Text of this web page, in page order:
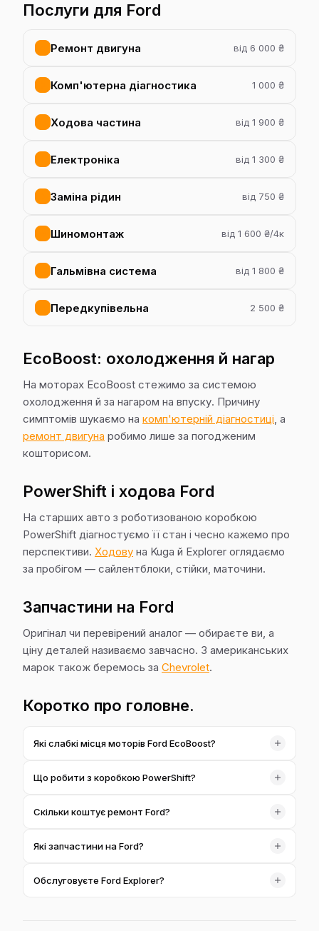
Послуги для Ford
Ремонт двигуна від 6 000 ₴
Комп'ютерна діагностика 1 000 ₴
Ходова частина від 1 900 ₴
Електроніка від 1 300 ₴
Заміна рідин від 750 ₴
Шиномонтаж від 1 600 ₴/4к
Гальмівна система від 1 800 ₴
Передкупівельна 2 500 ₴
EcoBoost: охолодження й нагар
На моторах EcoBoost стежимо за системою
охолодження й за нагаром на впуску. Причину
симптомів шукаємо на комп'ютерній діагностиці, а
ремонт двигуна робимо лише за погодженим
кошторисом.
PowerShift і ходова Ford
На старших авто з роботизованою коробкою
PowerShift діагностуємо її стан і чесно кажемо про
перспективи. Ходову на Kuga й Explorer оглядаємо
за пробігом — сайлентблоки, стійки, маточини.
Запчастини на Ford
Оригінал чи перевірений аналог — обираєте ви, а
ціну деталей називаємо завчасно. З американських
марок також беремось за Chevrolet.
Коротко про головне.
Які слабкі місця моторів Ford EcoBoost?
контролюємо ці вузли на діагностиці й беремось за
Що робити з коробкою PowerShift?
Далі чесно кажемо, що можна зробити й чи має це
Скільки коштує ремонт Ford?
після огляду, перед ремонтом. Орієнтовні ціни
Які запчастини на Ford?
аналог. Ціну деталей озвучуємо до купівлі.
Обслуговуєте Ford Explorer?